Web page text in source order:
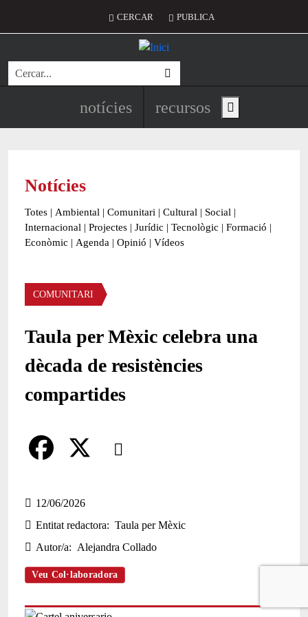
Menú del compte d'usuari
CERCAR PUBLICA
Cerca
Navegació principal de
notícies recursos Show main menu
Notícies
Totes | Ambiental | Comunitari | Cultural | Social |
Internacional | Projectes | Jurídic | Tecnològic | Formació |
Econòmic | Agenda | Opinió | Vídeos
Àmbit de la notícia
COMUNITARI
Taula per Mèxic celebra una
dècada de resistències
compartides
Comparteix
a
c
e
12/06/2026
Entitat redactora
Taula per Mèxic
Autor/a
Alejandra Collado
Veu Col·laboradora